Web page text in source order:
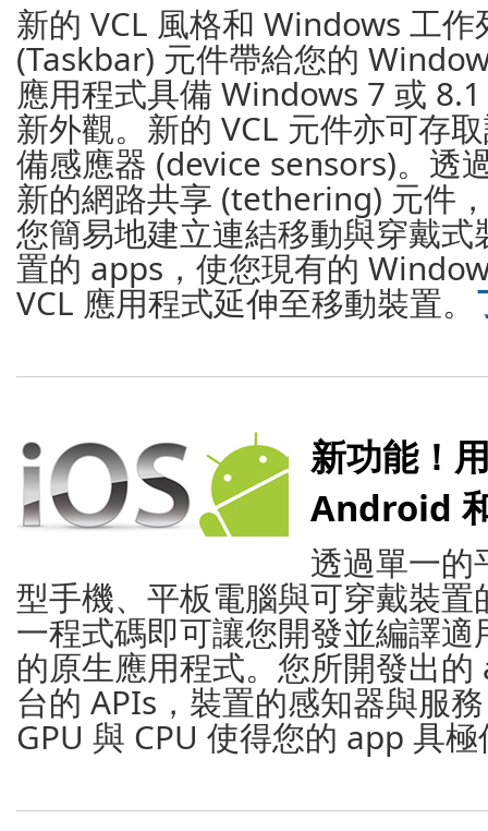
新的 VCL 風格和 Windows 工作
(Taskbar) 元件帶給您的
應用程式具備 Windows 7 或
新外觀。新的 VCL 元件亦可存
備感應器 (device sensors)。透
新的網路共享 (tethering) 元件
您簡易地建立連結移動與穿戴式
置的 apps，使您現有的
VCL 應用程式延伸至移動裝置。
新功能！
Android
透過單一的
型手機、平板電腦與可穿戴裝
一程式碼即可讓您開發並編譯
的原生應用程式。您所開發出
台的 APIs，裝置的感知器與服
GPU 與 CPU 使得您的 app 具